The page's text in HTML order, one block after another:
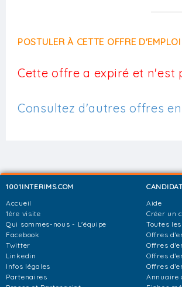
POSTULER À CETTE OFFRE D'EMPLOI
Cette offre a expiré et n'est
Consultez d'autres offres
1001INTERIMS.COM
Accueil
1ère visite
Qui sommes-nous - L'équipe
Facebook
Twitter
Linkedin
Infos légales
Partenaires
Aide
Créer un
Toutes
Offres
Offres
Offres
Offres
Annuaire